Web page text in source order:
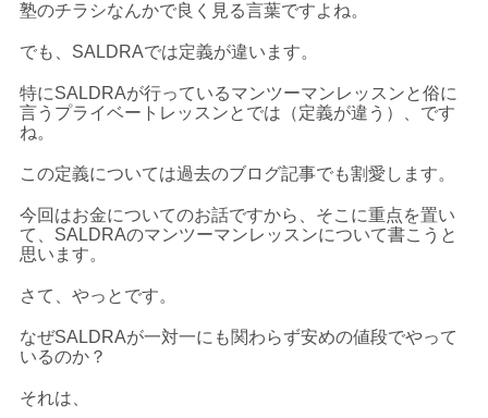
塾のチラシなんかで良く見る言葉ですよね。
でも、SALDRAでは定義が違います。
特にSALDRAが行っているマンツーマンレッスンと俗に
言うプライベートレッスンとでは（定義が違う）、です
ね。
この定義については過去のブログ記事でも割愛します。
今回はお金についてのお話ですから、そこに重点を置い
て、SALDRAのマンツーマンレッスンについて書こうと
思います。
さて、やっとです。
なぜSALDRAが一対一にも関わらず安めの値段でやって
いるのか？
それは、